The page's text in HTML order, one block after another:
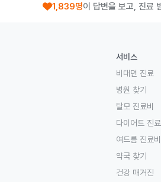
1,839명이 답변을 보고, 진료
서비스
비대면 진료
병원 찾기
탈모 진료비
다이어트 진료
여드름 진료비
약국 찾기
건강 매거진